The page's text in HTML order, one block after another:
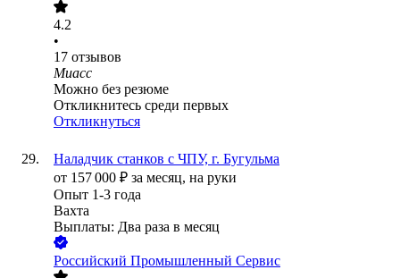
4.2
•
17 отзывов
Миасс
Можно без резюме
Откликнитесь среди первых
Откликнуться
Наладчик станков с ЧПУ, г. Бугульма
от 157 000 ₽ за месяц, на руки
Опыт 1-3 года
Вахта
Выплаты: Два раза в месяц
Российский Промышленный Сервис